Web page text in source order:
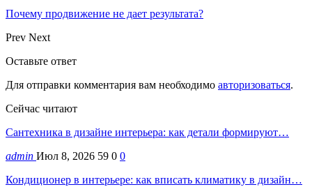
Почему продвижение не дает результата?
Prev Next
Оставьте ответ
Для отправки комментария вам необходимо авторизоваться.
Сейчас читают
Сантехника в дизайне интерьера: как детали формируют…
admin Июл 8, 2026 59 0 0
Кондиционер в интерьере: как вписать климатику в дизайн…